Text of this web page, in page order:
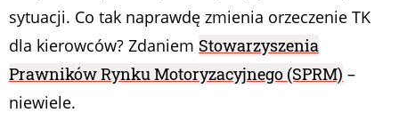
sytuacji. Co tak naprawdę zmienia orzeczenie TK
dla kierowców? Zdaniem Stowarzyszenia
Prawników Rynku Motoryzacyjnego (SPRM) –
niewiele.